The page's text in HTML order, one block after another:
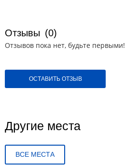
Отзывы (0)
Отзывов пока нет, будьте первыми!
ОСТАВИТЬ ОТЗЫВ
Другие места
ВСЕ МЕСТА